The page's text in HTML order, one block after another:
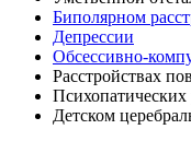
Биполярном
Депрессии
Обсессивно-
Расстройствах
Психопатических
Детском